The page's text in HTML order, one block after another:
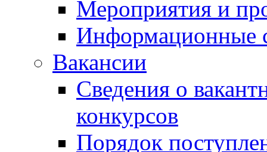
Мероприятия и
Информационные
Вакансии
Сведения о
конкурсов
Порядок